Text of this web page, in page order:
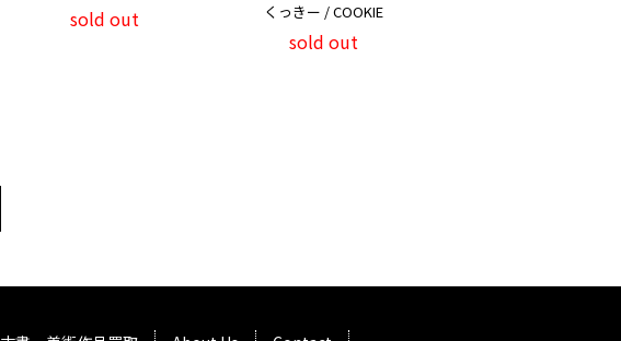
sold out くっきー / COOKIE
sold out